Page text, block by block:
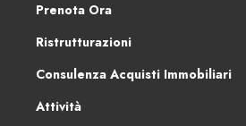
Prenota Ora
Ristrutturazioni
Consulenza Acquisti Immobiliari
Attività